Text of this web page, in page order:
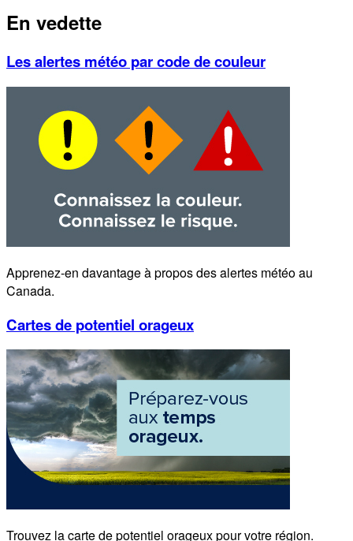
En vedette
Les alertes météo par code de couleur
Apprenez-en davantage à propos des alertes météo au
Canada.
Cartes de potentiel orageux
Trouvez la carte de potentiel orageux pour votre région.